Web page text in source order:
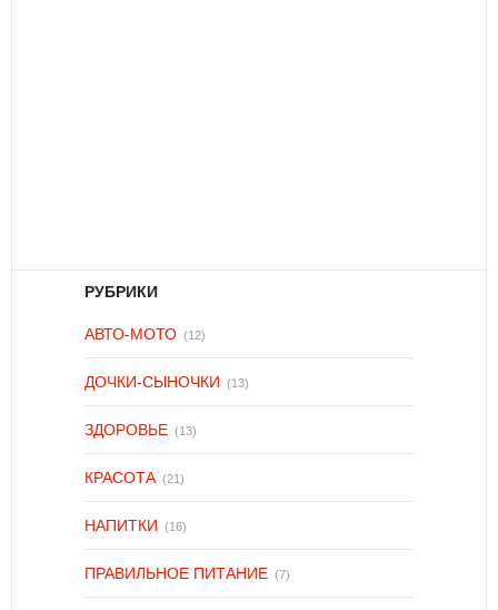
РУБРИКИ
АВТО-МОТО (12)
ДОЧКИ-СЫНОЧКИ (13)
ЗДОРОВЬЕ (13)
КРАСОТА (21)
НАПИТКИ (16)
ПРАВИЛЬНОЕ ПИТАНИЕ (7)